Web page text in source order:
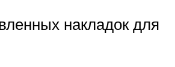
накладок для